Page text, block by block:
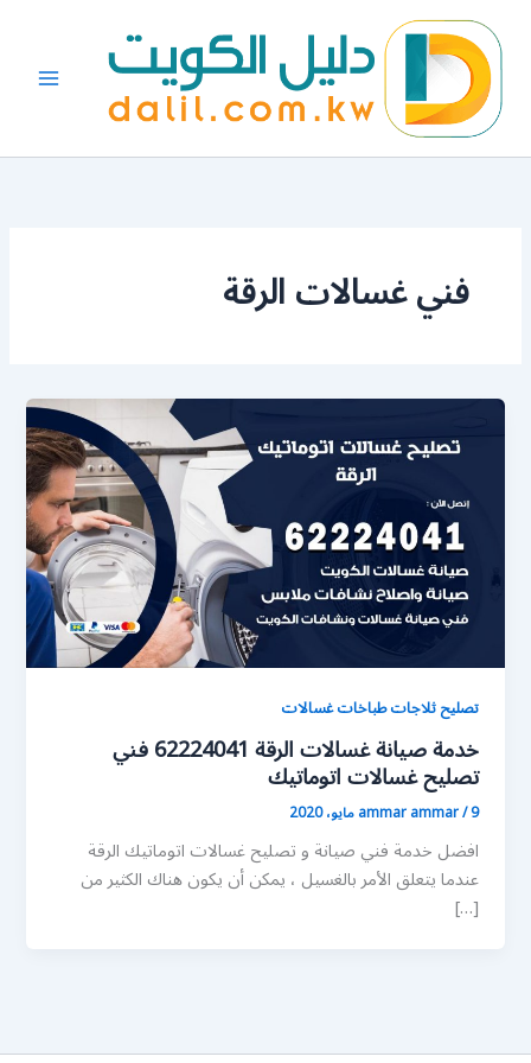
المحتوى
فني غسالات الرقة
تصليح ثلاجات طباخات غسالات
خدمة صيانة غسالات الرقة 62224041 فني
تصليح غسالات اتوماتيك
ammar ammar/9 مايو، 2020
افضل خدمة فني صيانة و تصليح غسالات اتوماتيك الرقة
عندما يتعلق الأمر بالغسيل ، يمكن أن يكون هناك الكثير من
[…]